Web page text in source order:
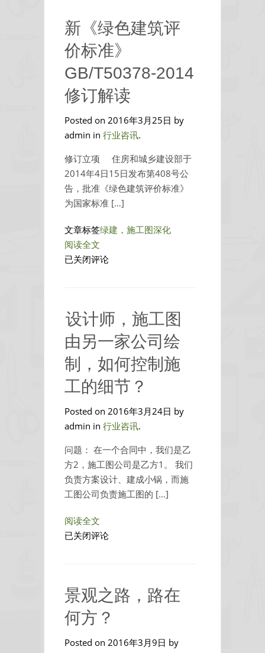
留
给
我
们
的
是
不
作！
新《绿色建筑评
价标准》
GB/T50378-2014
修订解读
Posted on 2016年3月25日 by
admin in 行业咨讯.
修订立项 住房和城乡建设部于
2014年4日15日发布第408号公
告，批准《绿色建筑评价标准》
为国家标准 […]
文章标签绿建，施工图深化
阅读全文
新
筑
评
价
标
准》
GB/T50378-
2014
解
读
已关闭评论
设计师，施工图
由另一家公司绘
制，如何控制施
工的细节？
Posted on 2016年3月24日 by
admin in 行业咨讯.
问题： 在一个合同中，我们是乙
方2，施工图公司是乙方1。 我们
负责方案设计、建成小锅，而施
工图公司负责施工图的 […]
阅读全文
设
工
图
由
另
已关闭评论
景观之路，路在
何方？
Posted on 2016年3月9日 by